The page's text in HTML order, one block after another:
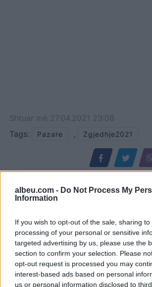
albeu.com - Do Not Process My
Information
If you wish to opt-out of the sale, sharing
processing of your personal or sensitive
targeted advertising by us, please use the
section to confirm your selection. Please
opt-out request is processed you may
interest-based ads based on personal
us or personal information disclosed to
Shtuar më 27.04.2021 23:08
Tags:
Pazare , Zgjedhje2021
Zjarret në vendin tonë
Franca